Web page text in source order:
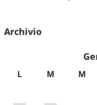
Archivio
L M M